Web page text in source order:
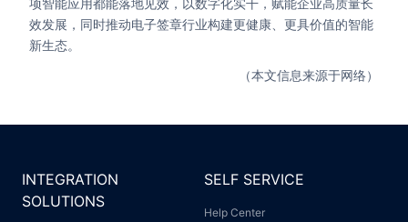
项智能应用都能落地见效，以数字化实干，赋能企业高质量长
效发展，同时推动电子签章行业构建更健康、更具价值的智能
新生态。
（本文信息来源于网络）
INTEGRATION
SOLUTIONS
SELF SERVICE
Help Center